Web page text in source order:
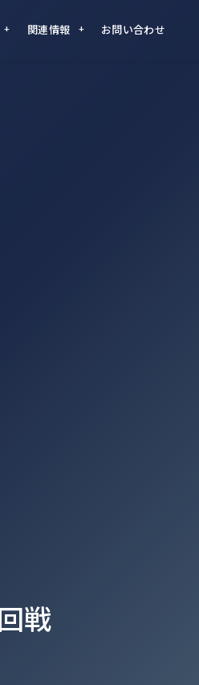
関連情報 お問い合わせ
戦